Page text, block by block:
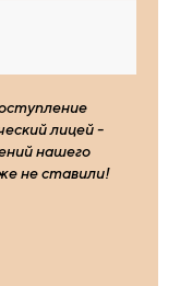
лицей -
нашего
не ставили!